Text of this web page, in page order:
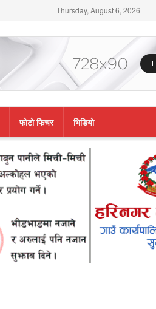
Thursday, August 6, 2026
फाेटाे फिचर भिडियाे